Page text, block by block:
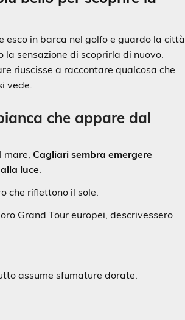
esco in barca nel golfo e guardo la città
la sensazione di scoprirla di nuovo.
riuscisse a raccontare qualcosa che
vede.
che appare dal
mare,Cagliari sembra emergere
luce
che riflettono il sole.
Grand Tour europei, descrivessero
assume sfumature dorate.